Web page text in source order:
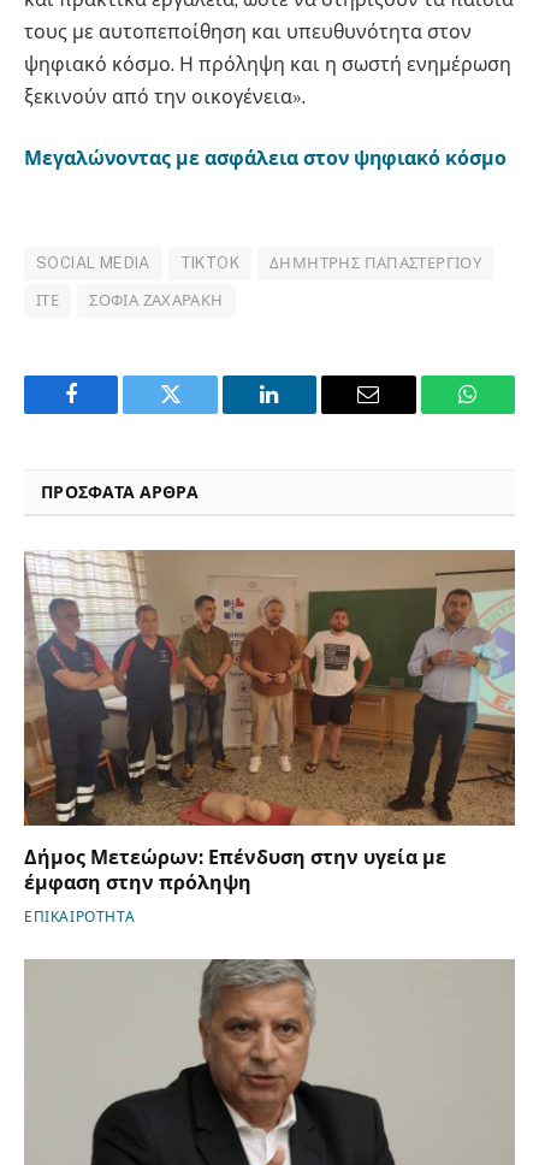
τους με αυτοπεποίθηση και υπευθυνότητα στον
ψηφιακό κόσμο. Η πρόληψη και η σωστή ενημέρωση
ξεκινούν από την οικογένεια».
Μεγαλώνοντας με ασφάλεια στον ψηφιακό κόσμο
SOCIAL MEDIA TIKTOK ΔΗΜΉΤΡΗΣ ΠΑΠΑΣΤΕΡΓΊΟΥ
ΙΤΕ ΣΟΦΊΑ ΖΑΧΑΡΆΚΗ
Facebook Twitter LinkedIn Email
ΠΡΟΣΦΑΤΑ ΑΡΘΡΑ
Δήμος Μετεώρων: Επένδυση στην υγεία με
έμφαση στην πρόληψη
ΕΠΙΚΑΙΡΟΤΗΤΑ